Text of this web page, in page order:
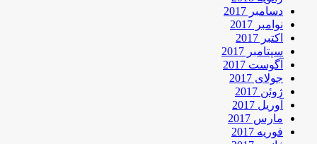
دسامبر 2017
نوامبر 2017
اکتبر 2017
سپتامبر 2017
آگوست 2017
جولای 2017
ژوئن 2017
آوریل 2017
مارس 2017
فوریه 2017